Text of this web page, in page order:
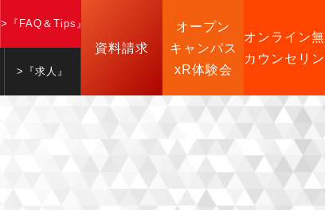
>『FAQ＆Tips』
>『求人』
資料請求
オープン
キャンパス
xR体験会
オンライン
カウンセリ